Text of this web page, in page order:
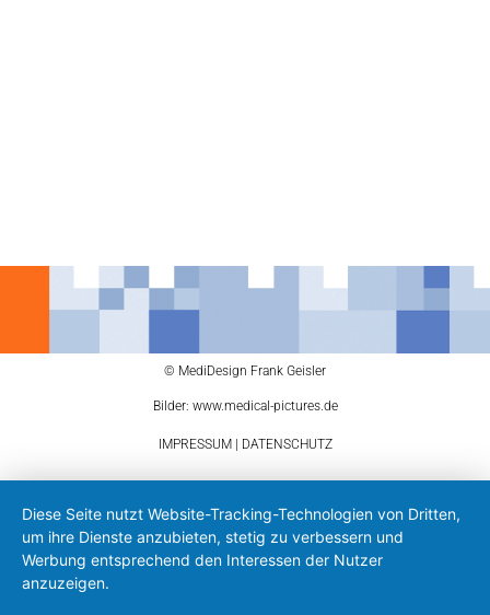
© MediDesign Frank Geisler
Bilder: www.medical-pictures.de
IMPRESSUM| DATENSCHUTZ
Diese Seite nutzt Website-Tracking-Technologien von Dritten,
um ihre Dienste anzubieten, stetig zu verbessern und
Werbung entsprechend den Interessen der Nutzer
anzuzeigen.